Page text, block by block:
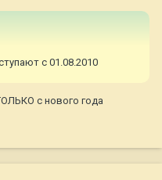
с 01.08.2010
с нового года